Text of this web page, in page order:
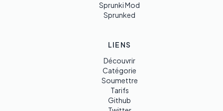
Sprunki Mod
Sprunked
LIENS
Découvrir
Catégorie
Soumettre
Tarifs
Github